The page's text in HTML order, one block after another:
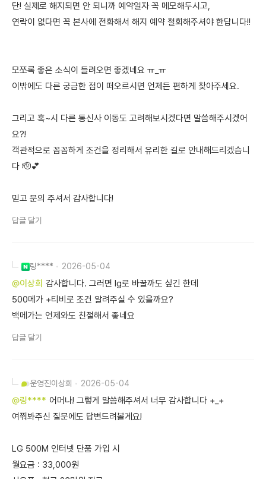
단! 실제로 해지되면 안 되니까 예약일자 꼭 메모해두시고,
연락이 없다면 꼭 본사에 전화해서 해지 예약 철회해주셔야 한답니다!!
모쪼록 좋은 소식이 들려오면 좋겠네요 ㅠ_ㅠ
이밖에도 다른 궁금한 점이 떠오르시면 언제든 편하게 찾아주세요.
그리고 혹~시 다른 통신사 이동도 고려해보시겠다면 말씀해주시겠어
요?!
객관적으로 꼼꼼하게 조건을 정리해서 유리한 길로 안내해드리겠습니
다 🫡💕
믿고 문의 주셔서 감사합니다!
답글 달기
링**** 2026-05-04
@이상희 감사합니다. 그러면 lg로 바꿀까도 싶긴 한데
500메가 +티비로 조건 알려주실 수 있을까요?
백메가는 언제와도 친절해서 좋네요
답글 달기
운영진이상희 2026-05-04
@링**** 어머나! 그렇게 말씀해주셔서 너무 감사합니다 +_+
여쭤봐주신 질문에도 답변드려볼게요!
LG 500M 인터넷 단품 가입 시
월요금 : 33,000원